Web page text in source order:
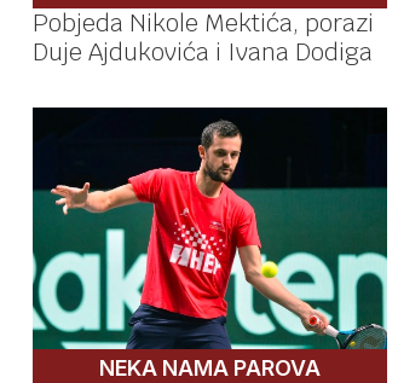
Pobjeda Nikole Mektića, porazi
Duje Ajdukovića i Ivana Dodiga
NEKA NAMA PAROVA